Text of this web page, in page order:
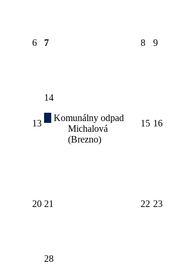
6 7 8 9
13
14
Komunálny odpad
Michalová
(Brezno)
15 16
20 21 22 23
28